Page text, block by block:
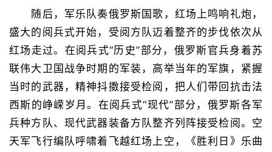
随后，军乐队奏俄罗斯国歌，红场上鸣响礼炮，
盛大的阅兵式开始，受阅方队迈着整齐的步伐依次从
红场走过。在阅兵式“历史”部分，俄罗斯官兵身着苏
联伟大卫国战争时期的军装，高举当年的军旗，紧握
当时的武器，精神抖擞接受检阅，把人们带回抗击法
西斯的峥嵘岁月。在阅兵式“现代”部分，俄罗斯各军
兵种方队、现代武器装备方队整齐列阵接受检阅。空
天军飞行编队呼啸着飞越红场上空，《胜利日》乐曲